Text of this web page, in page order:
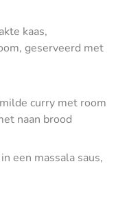
kaas,
geserveerd met
curry met room
naan brood
een massala saus,